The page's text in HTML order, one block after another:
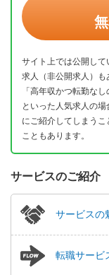
サイト上では公開して
求人（非公開求人）も
「高年収かつ転勤な
といった人気求人の
にご紹介してしまう
こともあります。
サービスのご紹介
サービスの
転職サービ